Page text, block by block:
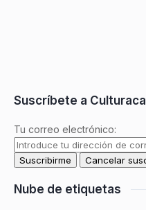
Suscríbete a Culturaca
Tu correo electrónico:
Nube de etiquetas